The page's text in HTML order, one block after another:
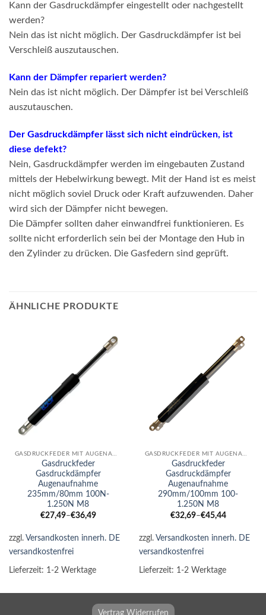
Kann der Gasdruckdämpfer eingestellt oder nachgestellt
werden?
Nein das ist nicht möglich. Der Gasdruckdämpfer ist bei
Verschleiß auszutauschen.
Kann der Dämpfer repariert werden?
Nein das ist nicht möglich. Der Dämpfer ist bei Verschleiß
auszutauschen.
Der Gasdruckdämpfer lässt sich nicht eindrücken, ist
diese defekt?
Nein, Gasdruckdämpfer werden im eingebauten Zustand
mittels der Hebelwirkung bewegt. Mit der Hand ist es meist
nicht möglich soviel Druck oder Kraft aufzuwenden. Daher
wird sich der Dämpfer nicht bewegen.
Die Dämpfer sollten daher einwandfrei funktionieren. Es
sollte nicht erforderlich sein bei der Montage den Hub in
den Zylinder zu drücken. Die Gasfedern sind geprüft.
ÄHNLICHE PRODUKTE
GASDRUCKFEDER MIT AUGENAUFNAHME
Gasdruckfeder
Gasdruckdämpfer
Augenaufnahme
235mm/80mm 100N-
1.250N M8
€27,49–€36,49
zzgl. Versandkosten innerh. DE
versandkostenfrei
Lieferzeit: 1-2 Werktage
GASDRUCKFEDER MIT AUGENAUFNAHME
Gasdruckfeder
Gasdruckdämpfer
Augenaufnahme
290mm/100mm 100-
1.250N M8
€32,69–€45,44
zzgl. Versandkosten innerh. DE
versandkostenfrei
Lieferzeit: 1-2 Werktage
Vertrag Widerrufen